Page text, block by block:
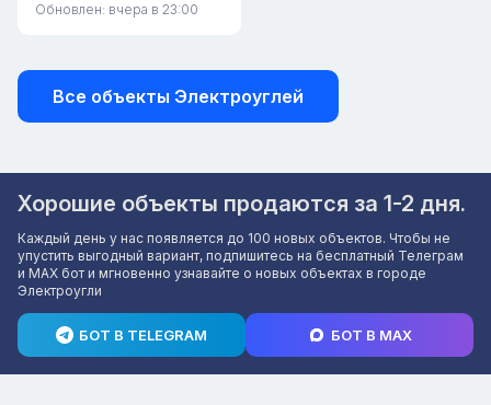
Обновлен: вчера в 23:00
Все объекты Электроуглей
Хорошие объекты продаются за 1-2 дня.
Каждый день у нас появляется до 100 новых объектов. Чтобы не
упустить выгодный вариант, подпишитесь на бесплатный Телеграм
и MAX бот и мгновенно узнавайте о новых объектах в городе
Электроугли
БОТ В TELEGRAM БОТ В MAX